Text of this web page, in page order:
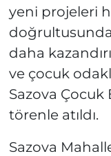
yeni projeleri
daha
ve çocuk
Sazova
törenle atıldı.
Sazova